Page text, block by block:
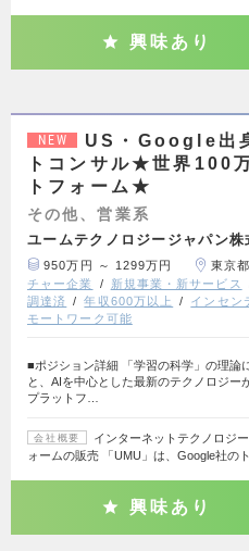
興味あり
NEW
US・Google出
トコンサル★世界100
トフォーム★
その他、営業系
ユームテクノロジージャパン株
950万円 ～ 1299万円 東京
チャー企業
新規事業・新サービス
調達済
年収600万以上 インセン
モートワーク可能
■ポジション詳細 「学習の科学」の理論
と、AIを中心とした最新のテクノロジー
プラットフ…
会社概要
インターネットテクノロジ
ォームの販売 「UMU」は、Google社の
興味あり